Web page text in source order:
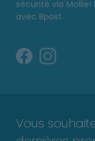
sécurité via
avec Bpost.
Vous